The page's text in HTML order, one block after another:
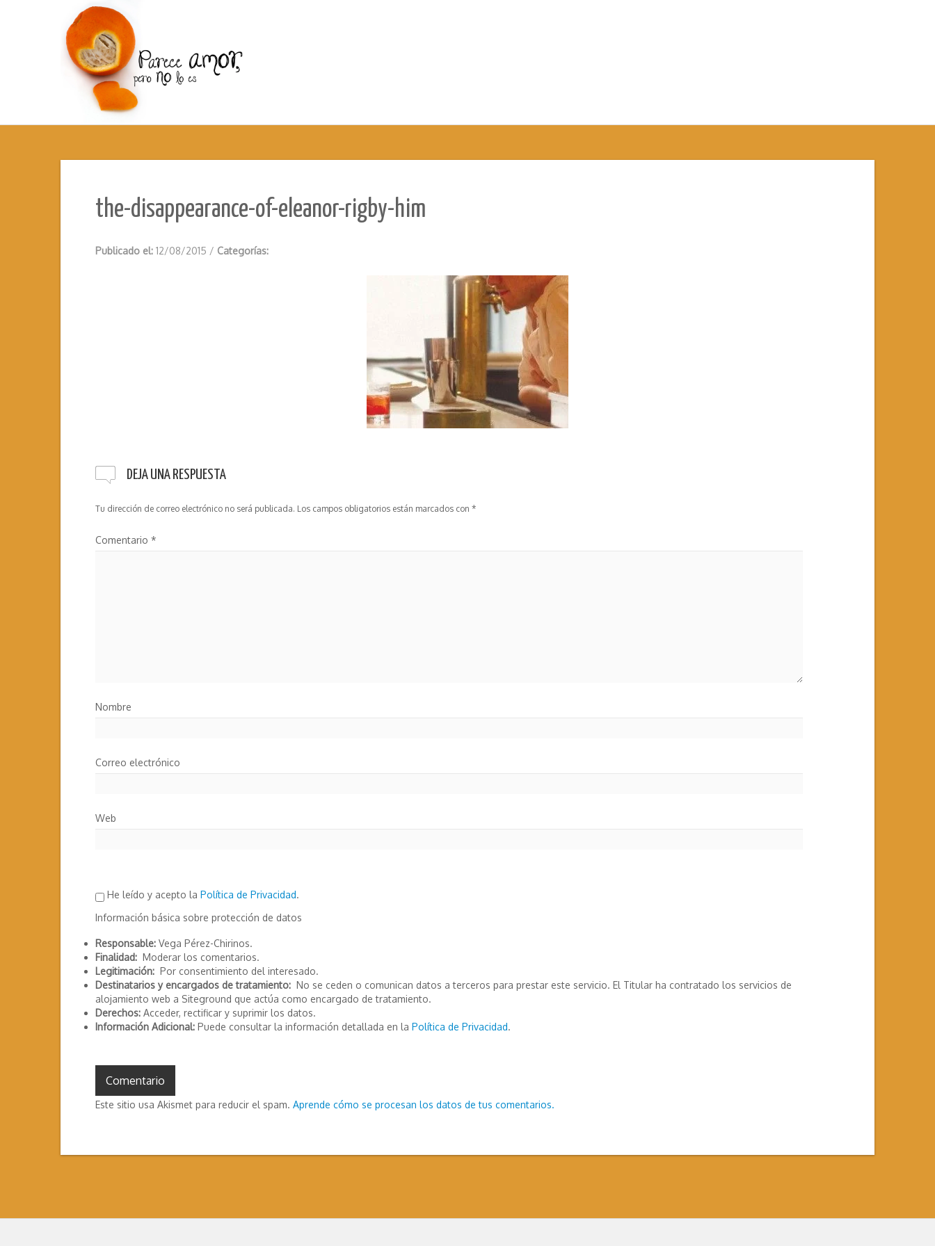
the-disappearance-of-eleanor-rigby-him
Publicado el: 12/08/2015 / Categorías:
DEJA UNA RESPUESTA
Tu dirección de correo electrónico no será publicada. Los campos obligatorios están marcados con *
Comentario *
Nombre
Correo electrónico
Web
He leído y acepto la Política de Privacidad.
Información básica sobre protección de datos
Responsable: Vega Pérez-Chirinos.
Finalidad: Moderar los comentarios.
Legitimación: Por consentimiento del interesado.
Destinatarios y encargados de tratamiento: No se ceden o comunican datos a terceros para prestar este servicio. El Titular ha contratado los servicios de
alojamiento web a Siteground que actúa como encargado de tratamiento.
Derechos: Acceder, rectificar y suprimir los datos.
Información Adicional: Puede consultar la información detallada en la Política de Privacidad.
Este sitio usa Akismet para reducir el spam. Aprende cómo se procesan los datos de tus comentarios.